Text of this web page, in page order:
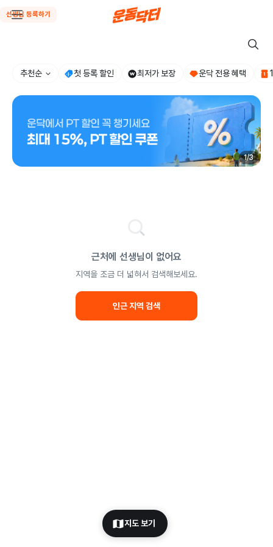
선생님 등록하기
추천순 첫 등록 할인 최저가 보장 운닥 전용 혜택
지도 보기
1/3
근처에 선생님이 없어요
지역을 조금 더 넓혀서 검색해보세요.
인근 지역 검색